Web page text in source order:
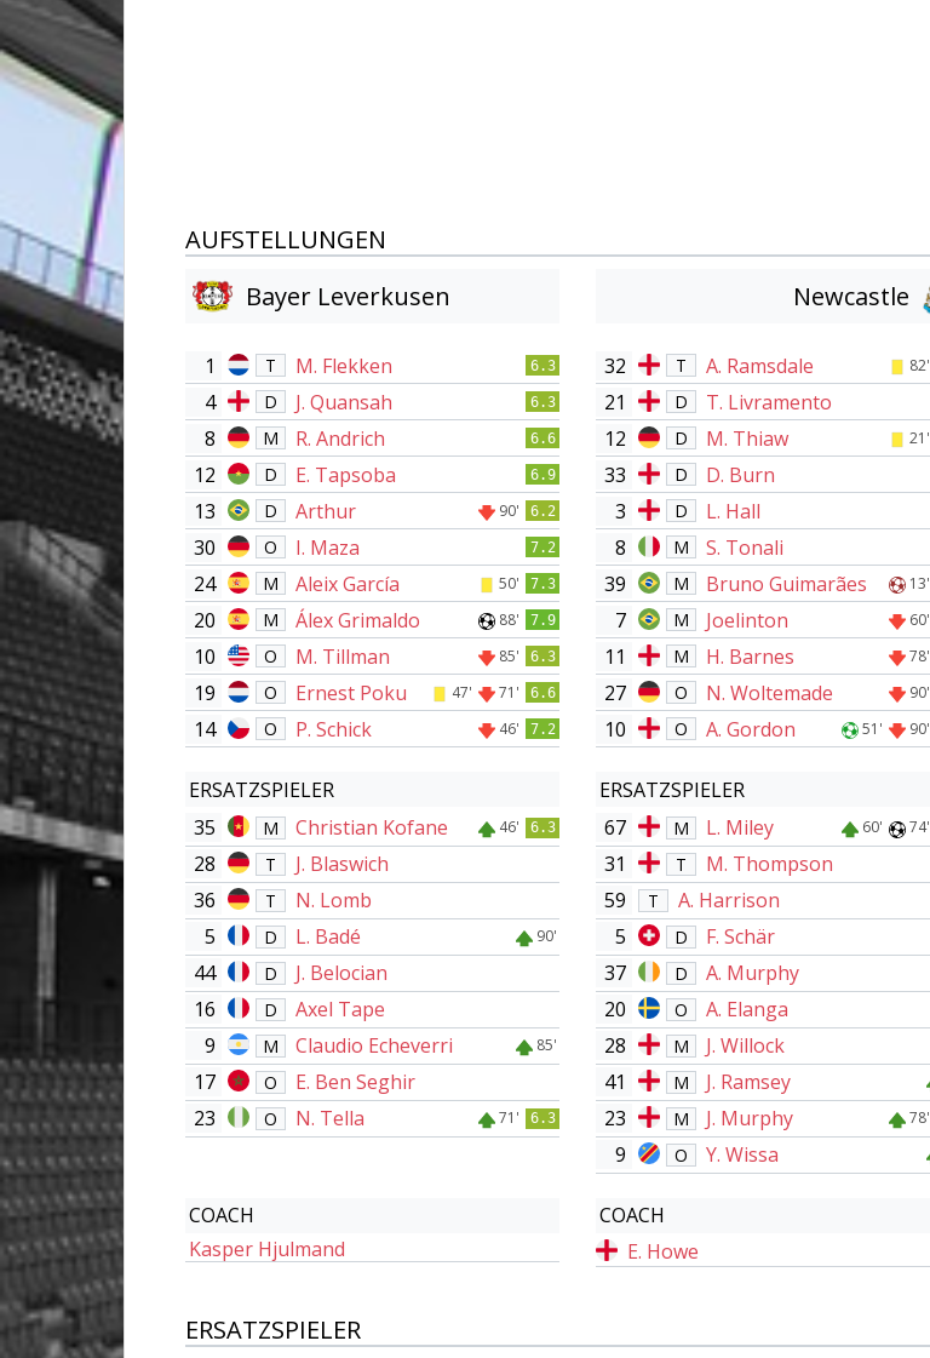
AUFSTELLUNGEN
Bayer Leverkusen
1 T M. Flekken 6.3
4 D J. Quansah 6.3
8 M R. Andrich 6.6
12 D E. Tapsoba 6.9
13 D Arthur 90' 6.2
30 O I. Maza 7.2
24 M Aleix García 50' 7.3
20 M Álex Grimaldo 88' 7.9
10 O M. Tillman 85' 6.3
19 O Ernest Poku 47' 71' 6.6
14 O P. Schick 46' 7.2
ERSATZSPIELER
35
M Christian Kofane 46' 6.3
28 T
J. Blaswich
36
T
N. Lomb
5
D L. Badé 90'
44 D
J. Belocian
16
D
Axel Tape
9
M Claudio Echeverri 85'
17 O
E. Ben Seghir
23
O N. Tella 71' 6.3
COACH
Kasper Hjulmand
Newcastle
32 T A. Ramsdale 82'
21 D T. Livramento
12 D M. Thiaw 21'
33 D D. Burn
3 D L. Hall
8 M S. Tonali
39 M Bruno Guimarães 13'
7 M Joelinton 60'
11 M H. Barnes 78'
27 O N. Woltemade 90'
10 O A. Gordon 51' 90'
ERSATZSPIELER
67
M L. Miley 60' 74'
31 T
M. Thompson
59
T
A. Harrison
5
D
F. Schär
37
D
A. Murphy
20
O
A. Elanga
28
M
J. Willock
41
M J. Ramsey
23 M J. Murphy 78'
9 O Y. Wissa
COACH
E. Howe
ERSATZSPIELER